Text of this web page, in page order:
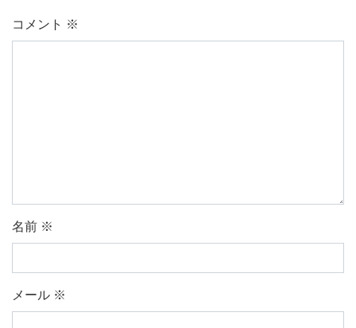
コメント ※
名前 ※
メール ※